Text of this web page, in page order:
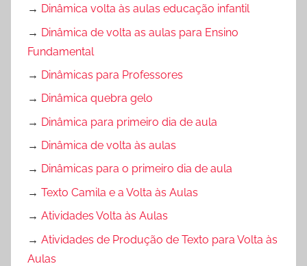
→ Dinâmica volta às aulas educação infantil
→ Dinâmica de volta as aulas para Ensino
Fundamental
→ Dinâmicas para Professores
→ Dinâmica quebra gelo
→ Dinâmica para primeiro dia de aula
→ Dinâmica de volta às aulas
→ Dinâmicas para o primeiro dia de aula
→ Texto Camila e a Volta às Aulas
→ Atividades Volta às Aulas
→ Atividades de Produção de Texto para Volta às
Aulas